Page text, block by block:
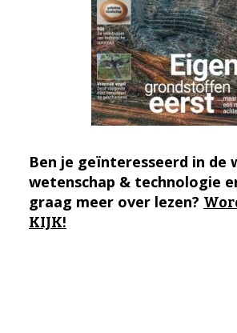
Ben je geïnteresseerd in de
wetenschap & technologie
graag meer over lezen?
KIJK!